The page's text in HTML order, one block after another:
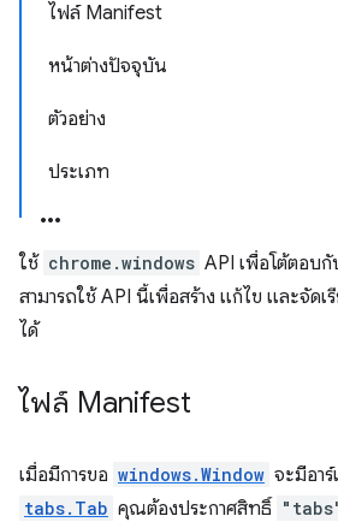
ไฟล์ Manifest
หน้าต่างปัจจุบัน
ตัวอย่าง
ประเภท
ใช้ chrome.windows API เพื่อโต้ตอบกั
สามารถใช้ API นี้เพื่อสร้าง แก้ไข และจัดเ
ได้
ไฟล์ Manifest
เมื่อมีการขอ windows.Window จะมีอา
tabs.Tab คุณต้องประกาศสิทธิ์